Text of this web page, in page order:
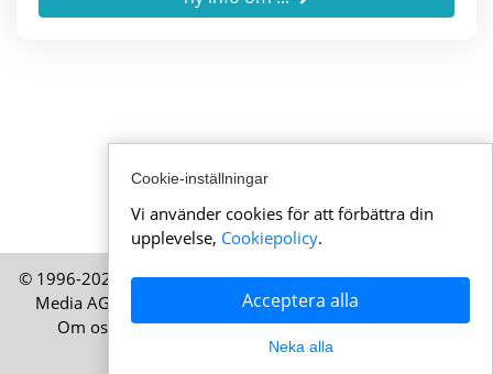
© 1996-2026 AktuellaSchweiz.se – En publikation från HELP
Media AG, Zürich, Schweiz – Alla rättigheter förbehållna
Om oss
|Juridisk information|Användarvillkor|
Integritetspolicy
Cookie-inställningar
Vi använder cookies för att förbättra din
upplevelse, Cookiepolicy.
Acceptera alla
Neka alla